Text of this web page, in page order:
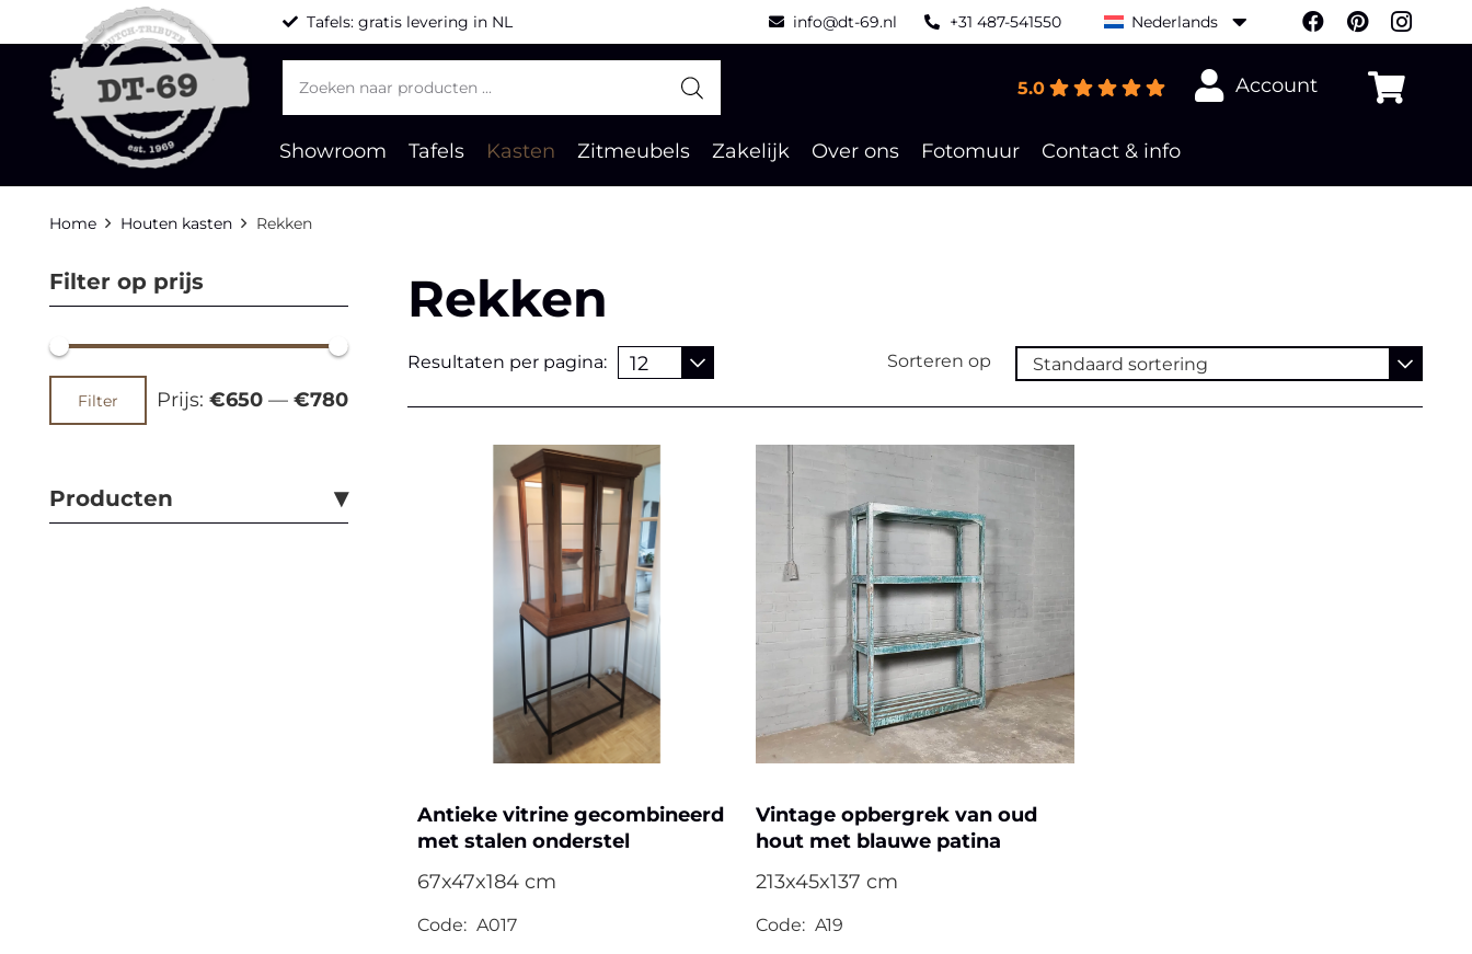
Tafels: gratis levering in NL info@dt-69.nl +31 487-541550 Nederlands
zoeken
5.0 Account
Showroom Tafels Kasten Zitmeubels Zakelijk Over ons Fotomuur Contact & info
Home Houten kasten Rekken
Filter op prijs
Filter Prijs: €650 — €780
Producten
Rekken
Resultaten per pagina: Sorteren op
Antieke vitrine gecombineerd
met stalen onderstel
67x47x184 cm
Code: A017
Vintage opbergrek van oud
hout met blauwe patina
213x45x137 cm
Code: A19